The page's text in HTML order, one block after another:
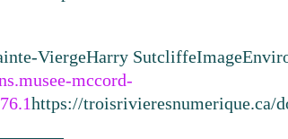
ViergeHarry SutcliffeImage
mccord-
https://troisrivieresnumerique.ca/